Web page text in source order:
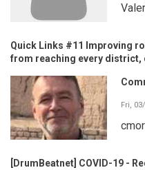
Quick Links #11 Improving
from reaching every district,
Fri,
[DrumBeatnet] COVID-19 -